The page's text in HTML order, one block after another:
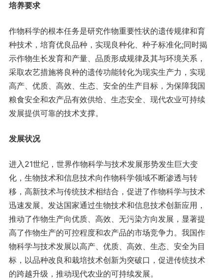
培养要求
作物科学的根本任务是研究作物重要性状的遗传规律和育
种技术，培育优良品种，实现良种化、种子标准化;同时揭
示作物生长发育和产量、品质形成规律及其与环境关系，
采取农艺措施将良种的遗传功能转化为现实生产力，实现
高产、优质、高效、生态、安全的生产目标，为保障我国
粮食安全和农产品有效供给、生态安全、现代农业可持续
发展提供可靠的技术支撑。
发展状况
进入21世纪，世界作物科学与技术发展形势发生巨大变
化，生物技术和信息技术向作物科学领域不断渗透与转
移，高新技术与传统技术相结合，促进了作物科学与技术
迅速发展。发达国家通过生物技术和信息技术创新应用，
推动了作物生产向优质、高效、无污染方向发展，显著提
高了作物生产的可控程度和农产品的市场竞争力。我国作
物科学与技术发展以高产、优质、高效、生态、安全为目
标，以品种改良和栽培技术创新为突破口，促进传统技术
的跨越升级，推动现代农业的可持续发展。